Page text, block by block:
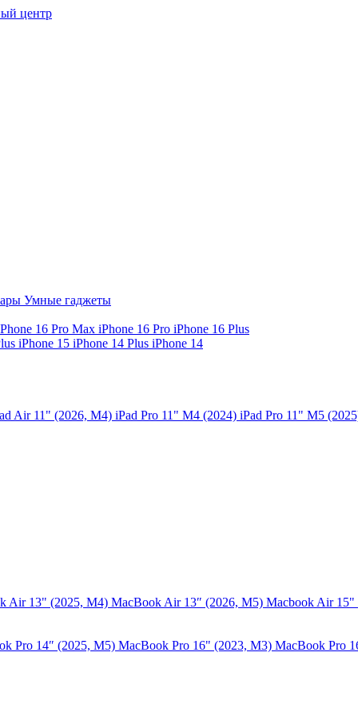
центр
Умные гаджеты
16 Pro Max iPhone 16 Pro iPhone 16 Plus
iPhone 15 iPhone 14 Plus iPhone 14
Air 11" (2026, M4) iPad Pro 11" M4 (2024) iPad Pro 11" M5
Air 13" (2025, M4) MacBook Air 13″ (2026, M5) Macbook Air 15"
Pro 14″ (2025, M5) MacBook Pro 16" (2023, M3) MacBook Pro